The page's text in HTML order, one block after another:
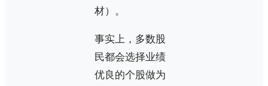
材）。
事实上，多数股
民都会选择业绩
优良的个股做为